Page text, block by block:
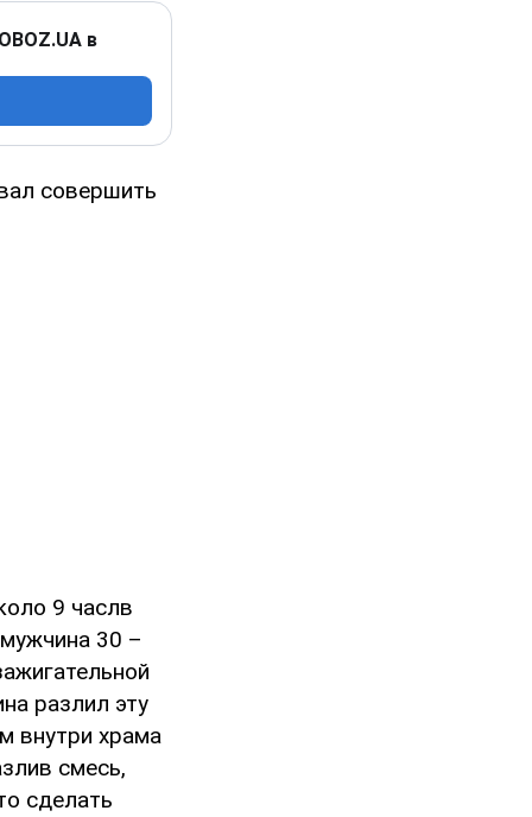
в
совершить
9 часлв
30 –
разлил эту
внутри храма
смесь,
сделать